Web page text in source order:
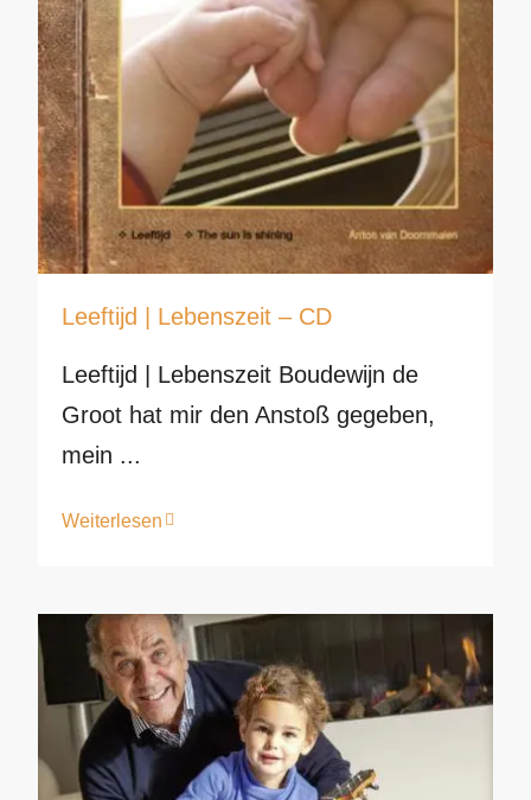
Leeftijd | Lebenszeit – CD
Leeftijd | Lebenszeit Boudewijn de
Groot hat mir den Anstoß gegeben,
mein ...
Weiterlesen